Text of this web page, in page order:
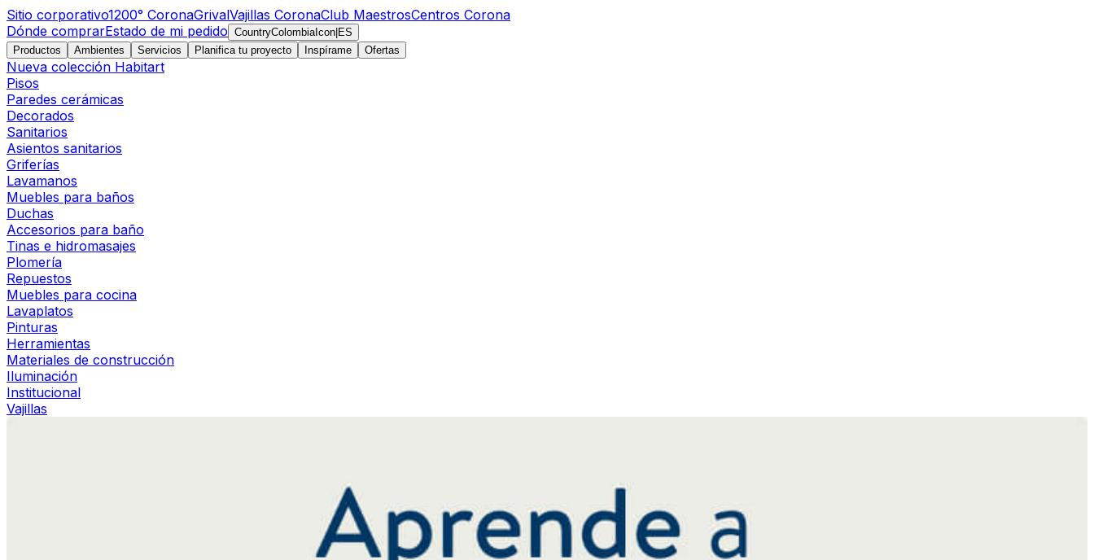
Sitio corporativo1200° CoronaGrivalVajillas CoronaClub MaestrosCentros Corona
Dónde comprarEstado de mi pedido CountryColombiaIcon ES
Productos
Ambientes Servicios Planifica tu proyecto Inspírame Ofertas
Nueva colección Habitart
Pisos
Paredes cerámicas
Decorados
Sanitarios
Asientos sanitarios
Griferías
Lavamanos
Muebles para baños
Duchas
Accesorios para baño
Tinas e hidromasajes
Plomería
Repuestos
Muebles para cocina
Lavaplatos
Pinturas
Herramientas
Materiales de construcción
Iluminación
Institucional
Vajillas